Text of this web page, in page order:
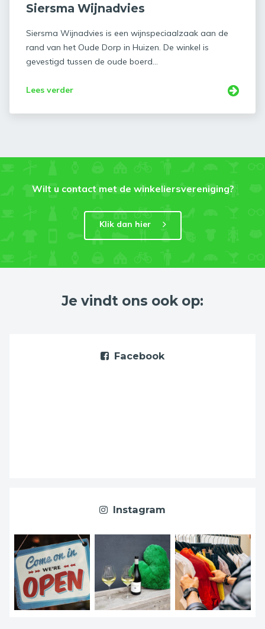
Siersma Wijnadvies
Siersma Wijnadvies is een wijnspeciaalzaak aan de
rand van het Oude Dorp in Huizen. De winkel is
gevestigd tussen de oude boerd...
Lees verder
Wilt u contact met de winkeliersvereniging?
Klik dan hier
Je vindt ons ook op:
Facebook
Instagram